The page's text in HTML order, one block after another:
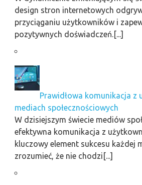
design stron internetowych
przyciąganiu użytkowników i
pozytywnych doświadczeń.[...]
Prawidłowa komunikacja z
mediach społecznościowych
W dzisiejszym świecie mediów
efektywna komunikacja z
kluczowy element sukcesu każdej
zrozumieć, że nie chodzi[...]